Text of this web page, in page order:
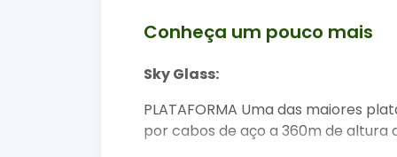
Conheça um pouco mais
Sky Glass:
PLATAFORMA Uma das maiores
por cabos de aço a 360m de altura